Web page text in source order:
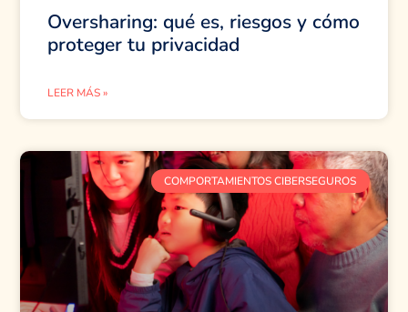
Oversharing: qué es, riesgos y cómo
proteger tu privacidad
LEER MÁS »
COMPORTAMIENTOS CIBERSEGUROS